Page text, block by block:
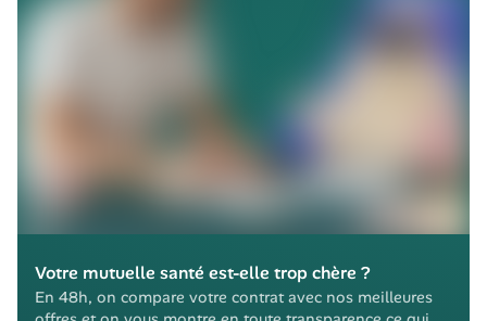
Votre mutuelle santé est-elle trop chère ?
En 48h, on compare votre contrat avec nos meilleures